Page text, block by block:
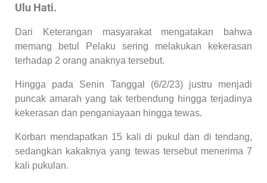
Ulu Hati.
Dari Keterangan masyarakat mengatakan bahwa
memang betul Pelaku sering melakukan kekerasan
terhadap 2 orang anaknya tersebut.
Hingga pada Senin Tanggal (6/2/23) justru menjadi
puncak amarah yang tak terbendung hingga terjadinya
kekerasan dan penganiayaan hingga tewas.
Korban mendapatkan 15 kali di pukul dan di tendang,
sedangkan kakaknya yang tewas tersebut menerima 7
kali pukulan.